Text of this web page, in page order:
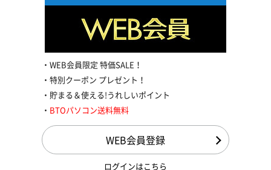
WEB会員限定 特価SALE！
特別クーポン プレゼント！
貯まる＆使える!うれしいポイント
BTOパソコン送料無料
WEB会員登録
ログインはこちら